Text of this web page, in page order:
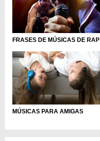
FRASES DE MÚSICAS DE RAP
MÚSICAS PARA AMIGAS